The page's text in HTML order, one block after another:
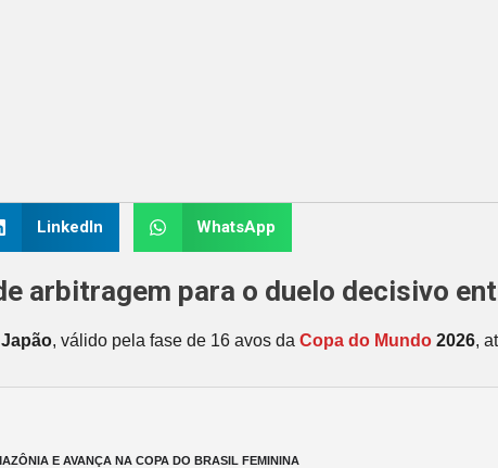
LinkedIn WhatsApp
arbitragem para o duelo decisivo
Japão, válido pela fase de 16 avos da Copa do Mundo 2026,
E AVANÇA NA COPA DO BRASIL FEMININA